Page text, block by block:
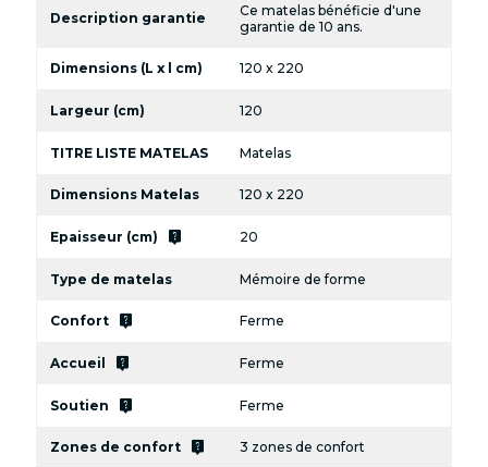
Description garantie
Ce matelas bénéficie d'une
garantie de 10 ans.
Dimensions (L x l cm) 120 x 220
Largeur (cm) 120
TITRE LISTE MATELAS Matelas
Dimensions Matelas 120 x 220
Epaisseur (cm) live_help 20
Type de matelas Mémoire de forme
Confort live_help Ferme
Accueil live_help Ferme
Soutien live_help Ferme
Zones de confort live_help 3 zones de confort